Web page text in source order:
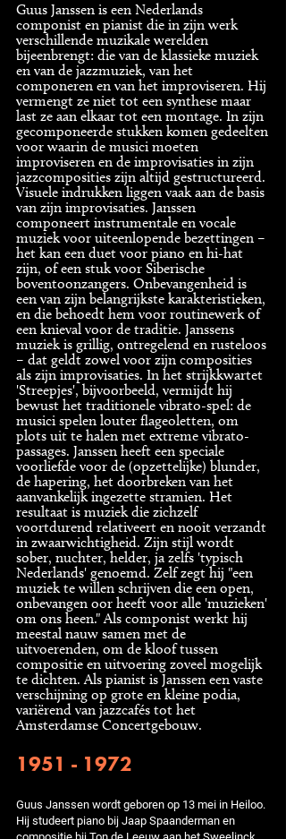
Guus Janssen is een Nederlands
componist en pianist die in zijn werk
verschillende muzikale werelden
bijeenbrengt: die van de klassieke muziek
en van de jazzmuziek, van het
componeren en van het improviseren. Hij
vermengt ze niet tot een synthese maar
last ze aan elkaar tot een montage. In zijn
gecomponeerde stukken komen gedeelten
voor waarin de musici moeten
improviseren en de improvisaties in zijn
jazzcomposities zijn altijd gestructureerd.
Visuele indrukken liggen vaak aan de basis
van zijn improvisaties. Janssen
componeert instrumentale en vocale
muziek voor uiteenlopende bezettingen –
het kan een duet voor piano en hi-hat
zijn, of een stuk voor Siberische
boventoonzangers. Onbevangenheid is
een van zijn belangrijkste karakteristieken,
en die behoedt hem voor routinewerk of
een knieval voor de traditie. Janssens
muziek is grillig, ontregelend en rusteloos
– dat geldt zowel voor zijn composities
als zijn improvisaties. In het strijkkwartet
'Streepjes', bijvoorbeeld, vermijdt hij
bewust het traditionele vibrato-spel: de
musici spelen louter flageoletten, om
plots uit te halen met extreme vibrato-
passages. Janssen heeft een speciale
voorliefde voor de (opzettelijke) blunder,
de hapering, het doorbreken van het
aanvankelijk ingezette stramien. Het
resultaat is muziek die zichzelf
voortdurend relativeert en nooit verzandt
in zwaarwichtigheid. Zijn stijl wordt
sober, nuchter, helder, ja zelfs 'typisch
Nederlands' genoemd. Zelf zegt hij "een
muziek te willen schrijven die een open,
onbevangen oor heeft voor alle 'muzieken'
om ons heen." Als componist werkt hij
meestal nauw samen met de
uitvoerenden, om de kloof tussen
compositie en uitvoering zoveel mogelijk
te dichten. Als pianist is Janssen een vaste
verschijning op grote en kleine podia,
variërend van jazzcafés tot het
Amsterdamse Concertgebouw.
1951 - 1972
Guus Janssen wordt geboren op 13 mei in Heiloo.
Hij studeert piano bij Jaap Spaanderman en